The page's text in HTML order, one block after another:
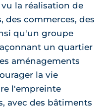
la réalisation de
des commerces, des
qu'un groupe
un quartier
aménagements
la vie
l'empreinte
avec des bâtiments